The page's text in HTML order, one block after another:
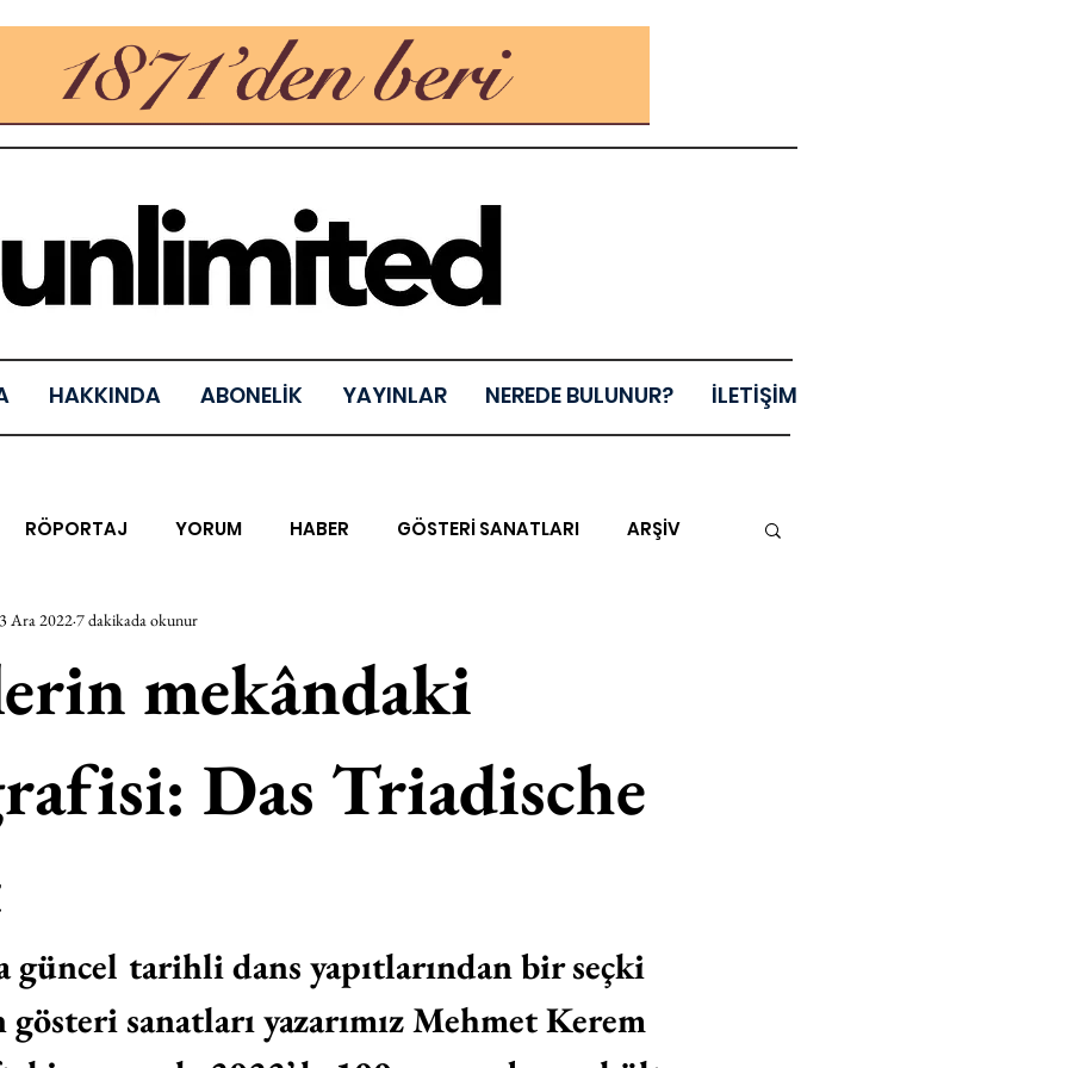
HAKKINDA ABONELİK YAYINLAR NEREDE BULUNUR? İLETİŞİM
RÖPORTAJ YORUM HABER GÖSTERİ SANATLARI ARŞİV
BİENAL
YEL TOZ PORTRELER ON SORULUK SOHBETLER
XXY ODAK: RESİM KIVRIM PARIS UNLIMITED
mekândaki
Das Triadische
Ara 20227 dakikada okunur
güncel tarihli dans yapıtlarından bir seçki
gösteri sanatları yazarımız Mehmet Kerem